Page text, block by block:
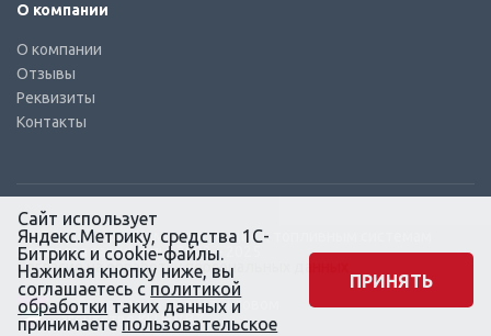
О компании
О компании
Отзывы
Реквизиты
Контакты
© КТС-Дизель – Комплектующие к топливным системам
Все права защищены, 2003 – 2025
Согласие на обработку персональных данных
Сайт создан в маркетинговом
агентстве KLUEV.BZ
Сайт использует
Яндекс.Метрику, средства 1С-
Битрикс и cookie-файлы.
Нажимая кнопку ниже, вы
соглашаетесь с политикой
обработки таких данных и
принимаете пользовательское
ПРИНЯТЬ